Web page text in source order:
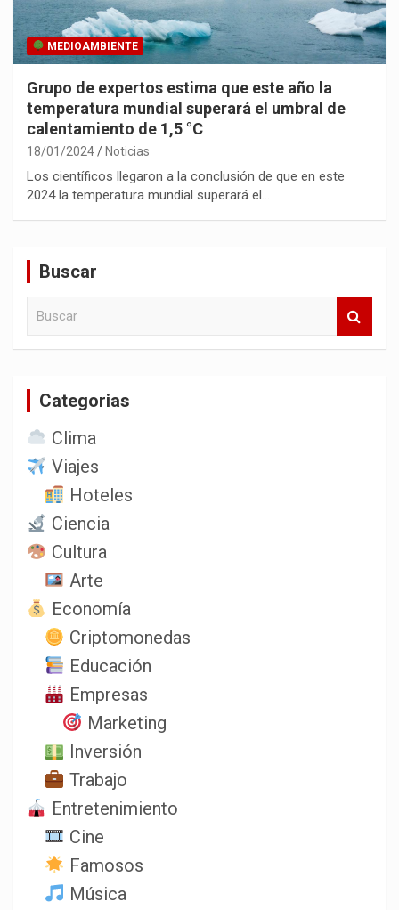
MEDIOAMBIENTE
Grupo de expertos estima que este año la
temperatura mundial superará el umbral de
calentamiento de 1,5 °C
18/01/2024 Noticias
Los científicos llegaron a la conclusión de que en este
2024 la temperatura mundial superará el…
Buscar
Categorias
Clima
Viajes
Hoteles
Ciencia
Cultura
Arte
Economía
Criptomonedas
Educación
Empresas
Marketing
Inversión
Trabajo
Entretenimiento
Cine
Famosos
Música